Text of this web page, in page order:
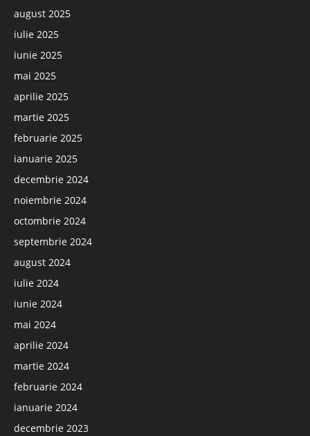
august 2025
iulie 2025
iunie 2025
mai 2025
aprilie 2025
martie 2025
februarie 2025
ianuarie 2025
decembrie 2024
noiembrie 2024
octombrie 2024
septembrie 2024
august 2024
iulie 2024
iunie 2024
mai 2024
aprilie 2024
martie 2024
februarie 2024
ianuarie 2024
decembrie 2023